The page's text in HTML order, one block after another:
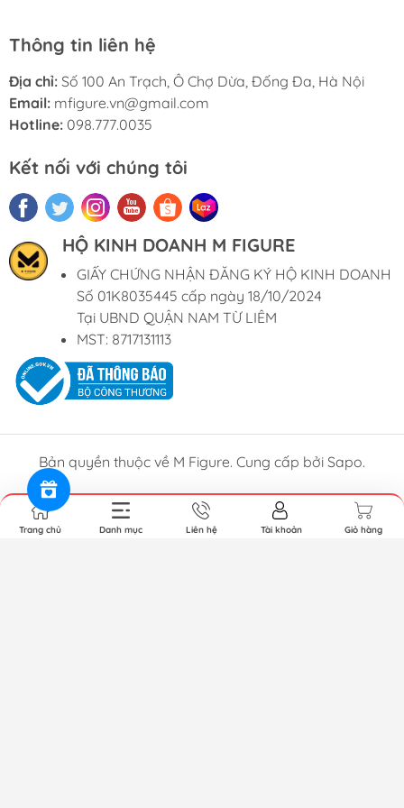
Thông tin liên hệ
Địa chỉ: Số 100 An Trạch, Ô Chợ Dừa, Đống Đa, Hà Nội
Email: mfigure.vn@gmail.com
Hotline: 098.777.0035
Kết nối với chúng tôi
HỘ KINH DOANH M FIGURE
GIẤY CHỨNG NHẬN ĐĂNG KÝ HỘ KINH DOANH
Số 01K8035445 cấp ngày 18/10/2024
Tại UBND QUẬN NAM TỪ LIÊM
MST: 8717131113
Bản quyền thuộc về M Figure. Cung cấp bởi Sapo.
Trang chủ Danh mục Liên hệ Tài khoản Giỏ hàng